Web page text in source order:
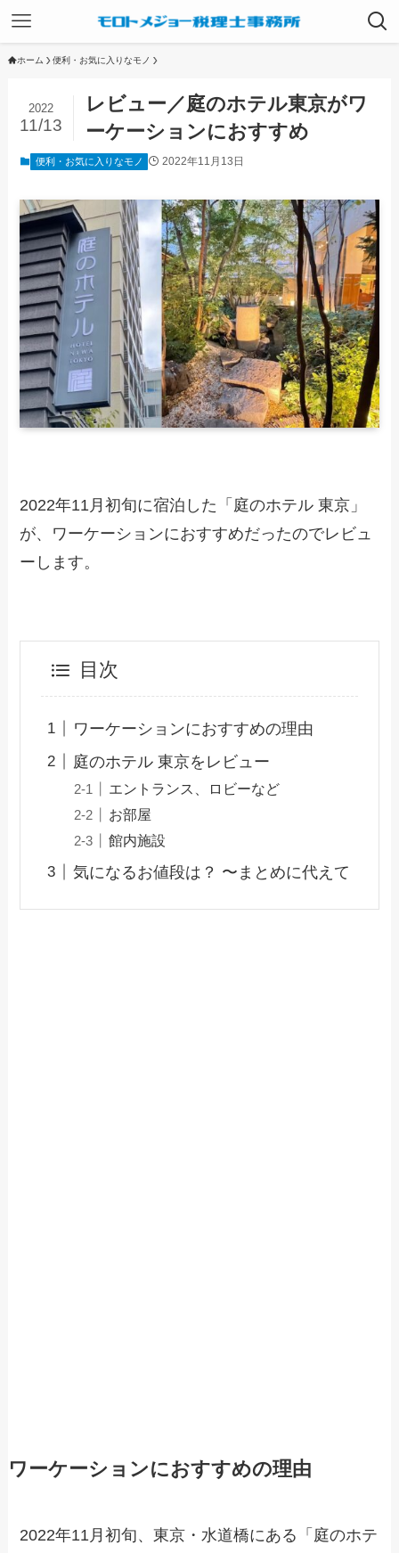
ホーム 便利・お気に入りなモノ
レビュー／庭のホテル東京がワ
ーケーションにおすすめ
2022
11/13
便利・お気に入りなモノ 2022年11月13日
2022年11月初旬に宿泊した「庭のホテル 東京」
が、ワーケーションにおすすめだったのでレビュ
ーします。
目次
ワーケーションにおすすめの理由
庭のホテル 東京をレビュー
エントランス、ロビーなど
お部屋
館内施設
気になるお値段は？ 〜まとめに代えて
ワーケーションにおすすめの理由
2022年11月初旬、東京・水道橋にある「庭のホテ